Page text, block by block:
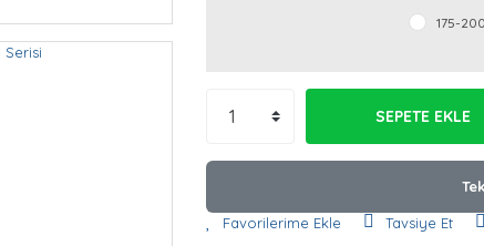
175-
SEPETE EKLE
Tavsiye Et